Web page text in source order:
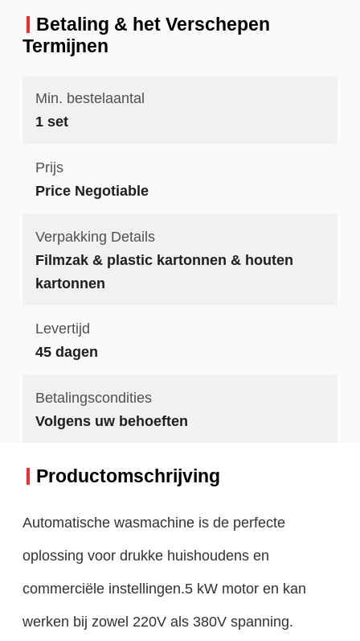
Betaling & het Verschepen
Termijnen
Min. bestelaantal
1 set
Prijs
Price Negotiable
Verpakking Details
Filmzak & plastic kartonnen & houten
kartonnen
Levertijd
45 dagen
Betalingscondities
Volgens uw behoeften
Productomschrijving
Automatische wasmachine is de perfecte
oplossing voor drukke huishoudens en
commerciële instellingen.5 kW motor en kan
werken bij zowel 220V als 380V spanning.